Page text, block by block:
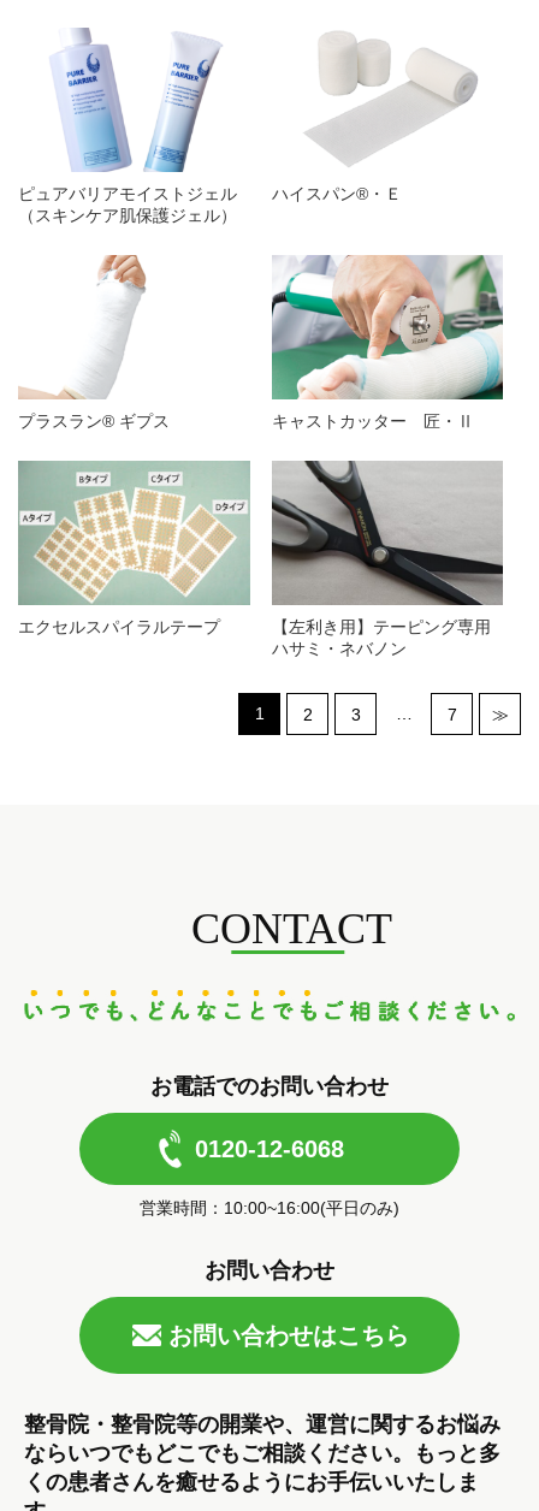
ピュアバリアモイストジェル
（スキンケア肌保護ジェル）
ハイスパン®・Ｅ
プラスラン® ギプス キャストカッター 匠・Ⅱ
エクセルスパイラルテープ
【左利き用】テーピング専用
ハサミ・ネバノン
1 2 3 … 7 ≫
CONTACT
お電話でのお問い合わせ
0120-12-6068
営業時間：10:00~16:00(平日のみ)
お問い合わせ
お問い合わせはこちら
整骨院・整骨院等の開業や、運営に関するお悩み
ならいつでもどこでもご相談ください。もっと多
くの患者さんを癒せるようにお手伝いいたしま